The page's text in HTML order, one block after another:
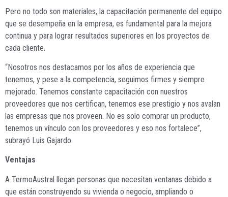
Pero no todo son materiales, la capacitación permanente del equipo
que se desempeña en la empresa, es fundamental para la mejora
continua y para lograr resultados superiores en los proyectos de
cada cliente.
“Nosotros nos destacamos por los años de experiencia que
tenemos, y pese a la competencia, seguimos firmes y siempre
mejorado. Tenemos constante capacitación con nuestros
proveedores que nos certifican, tenemos ese prestigio y nos avalan
las empresas que nos proveen. No es solo comprar un producto,
tenemos un vínculo con los proveedores y eso nos fortalece”,
subrayó Luis Gajardo.
Ventajas
A TermoAustral llegan personas que necesitan ventanas debido a
que están construyendo su vivienda o negocio, ampliando o